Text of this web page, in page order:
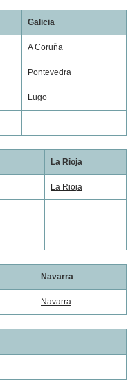
Galicia
A Coruña
Pontevedra
Lugo
La Rioja
La Rioja
Navarra
Navarra